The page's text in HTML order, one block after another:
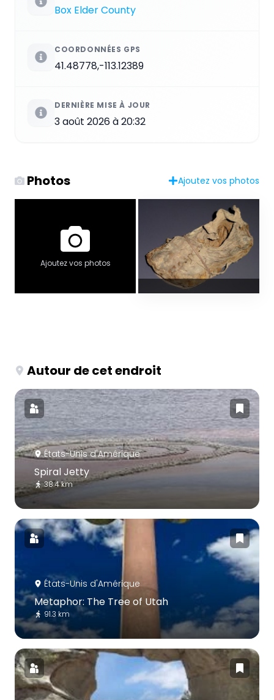
Box Elder County
COORDONNÉES GPS
41.48778,-113.12389
DERNIÈRE MISE À JOUR
3 août 2026 à 20:32
Photos Ajoutez vos photos
Ajoutez vos photos
Autour de cet endroit
États-Unis d'Amérique
Spiral Jetty
38.4 km
États-Unis d'Amérique
Metaphor: The Tree of Utah
91.3 km